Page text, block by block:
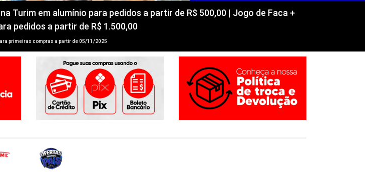
Turim em alumínio para pedidos a partir de R$ 500,00 | Jogo de Faca +
pedidos a partir de R$ 1.500,00
primeiras compras a partir de 05/11/2025